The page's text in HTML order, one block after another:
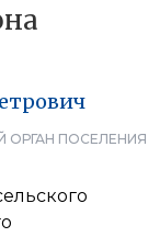
ОРГАН ПОСЕЛЕНИЯ